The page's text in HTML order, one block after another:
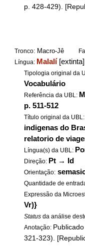
p. 428-429).
Tronco: Macro-Jê
Língua: Malalí [extinta]
Tipologia original da
Vocabulário
Referência da UBL:
p. 511-512
Título original da UBL:
indigenas do
relatorio de
Língua(s) da UBL:
Direção: Pt → Id
Orientação:
Quantidade de
Expressão da
Vr)}
Status da análise
Anotação:
321-323).